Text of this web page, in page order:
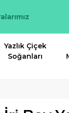
Yazlık Çiçek
Soğanları